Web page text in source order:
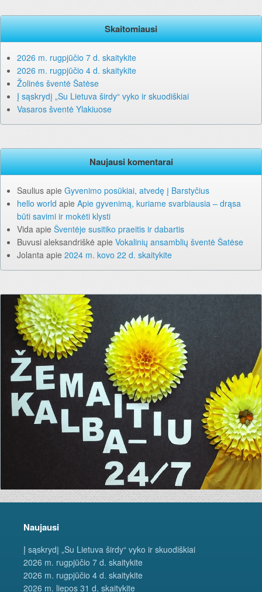
Skaitomiausi
2026 m. rugpjūčio 7 d. skaitykite
2026 m. rugpjūčio 4 d. skaitykite
Žolinės šventė Šatėse
Į sąskrydį „Su Lietuva širdy“ vyko ir skuodiškiai
Vasaros šventė Ylakiuose
Naujausi komentarai
Saulius apie Gyvenimo posūkiai, atvedę į Barstyčius
hello world apie Apie gyvenimą, kuriame svarbiausia – drąsa
būti savimi ir mokėti klysti
Vida apie Šventėje susitiko praeitis ir dabartis
Buvusi aleksandriškė apie Vokalinių ansamblių šventė Šatėse
Jolanta apie 2024 m. kovo 22 d. skaitykite
Naujausi
Į sąskrydį „Su Lietuva širdy“ vyko ir skuodiškiai
2026 m. rugpjūčio 7 d. skaitykite
2026 m. rugpjūčio 4 d. skaitykite
2026 m. liepos 31 d. skaitykite